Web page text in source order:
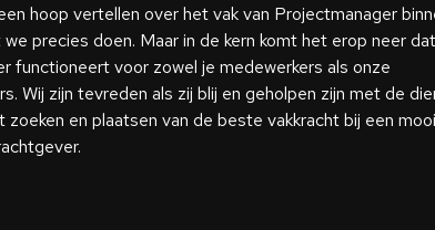
hoop vertellen over het vak van Projectmanager
precies doen. Maar in de kern komt het erop neer
functioneert voor zowel je medewerkers als onze
Wij zijn tevreden als zij blij en geholpen zijn met de
zoeken en plaatsen van de beste vakkracht bij een